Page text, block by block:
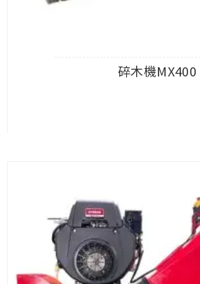
碎木機MX400